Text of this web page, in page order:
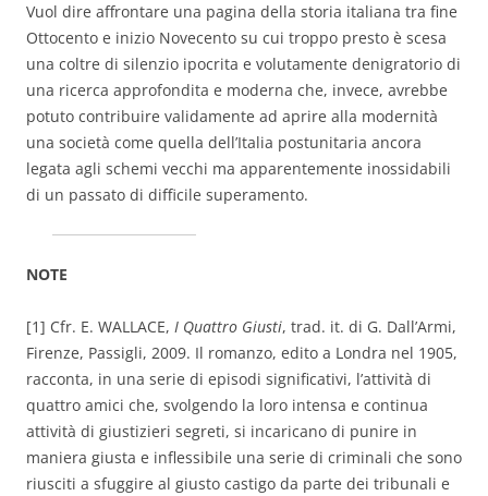
Vuol dire affrontare una pagina della storia italiana tra fine
Ottocento e inizio Novecento su cui troppo presto è scesa
una coltre di silenzio ipocrita e volutamente denigratorio di
una ricerca approfondita e moderna che, invece, avrebbe
potuto contribuire validamente ad aprire alla modernità
una società come quella dell’Italia postunitaria ancora
legata agli schemi vecchi ma apparentemente inossidabili
di un passato di difficile superamento.
NOTE
[1] Cfr. E. WALLACE, I Quattro Giusti, trad. it. di G. Dall’Armi,
Firenze, Passigli, 2009. Il romanzo, edito a Londra nel 1905,
racconta, in una serie di episodi significativi, l’attività di
quattro amici che, svolgendo la loro intensa e continua
attività di giustizieri segreti, si incaricano di punire in
maniera giusta e inflessibile una serie di criminali che sono
riusciti a sfuggire al giusto castigo da parte dei tribunali e